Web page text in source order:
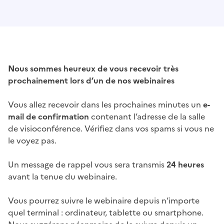
Nous sommes heureux de vous recevoir très
prochainement lors d’un de nos webinaires
Vous allez recevoir dans les prochaines minutes un e-
mail de confirmation contenant l’adresse de la salle
de visioconférence. Vérifiez dans vos spams si vous ne
le voyez pas.
Un message de rappel vous sera transmis24 heures
avant la tenue du webinaire.
Vous pourrez suivre le webinaire depuis n’importe
quel terminal : ordinateur, tablette ou smartphone.